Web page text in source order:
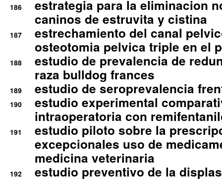
186
estrategia para la eliminacion
caninos de estruvita y cistina
187
estrechamiento del canal
osteotomia pelvica triple en el
188
estudio de prevalencia de
raza bulldog frances
189 estudio de seroprevalencia
190
estudio experimental
intraoperatoria con
191
estudio piloto sobre la
excepcionales uso de
medicina veterinaria
192
estudio preventivo de la